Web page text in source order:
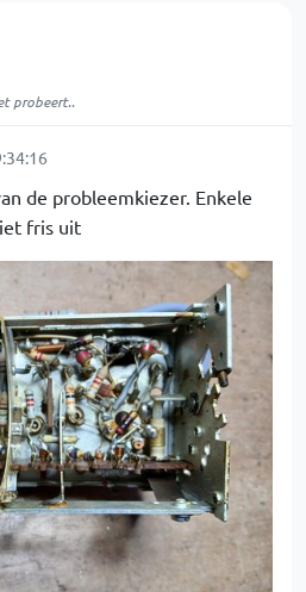
probeert..
de probleemkiezer. Enkele
fris uit